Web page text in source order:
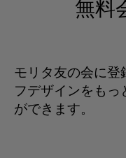
無料
モリタ友の会に登
フデザインをも
ができます。